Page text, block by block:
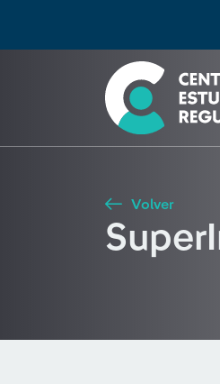
Seleccione país
Buscar
Volver